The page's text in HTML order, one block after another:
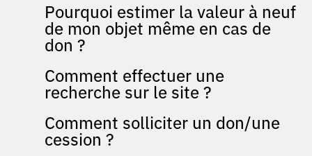
Pourquoi estimer la valeur à neuf
de mon objet même en cas de
don ?
Comment effectuer une
recherche sur le site ?
Comment solliciter un don/une
cession ?